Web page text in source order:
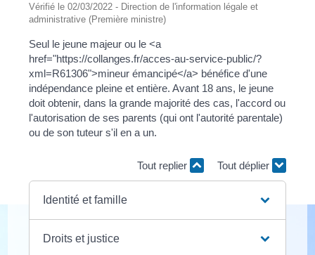
Vérifié le 02/03/2022 - Direction de l'information légale et
administrative (Première ministre)
Seul le jeune majeur ou le <a
href="https://collanges.fr/acces-au-service-public/?
xml=R61306">mineur émancipé</a> bénéfice d'une
indépendance pleine et entière. Avant 18 ans, le jeune
doit obtenir, dans la grande majorité des cas, l'accord ou
l'autorisation de ses parents (qui ont l'autorité parentale)
ou de son tuteur s'il en a un.
Tout replier Tout déplier
Identité et famille
Droits et justice